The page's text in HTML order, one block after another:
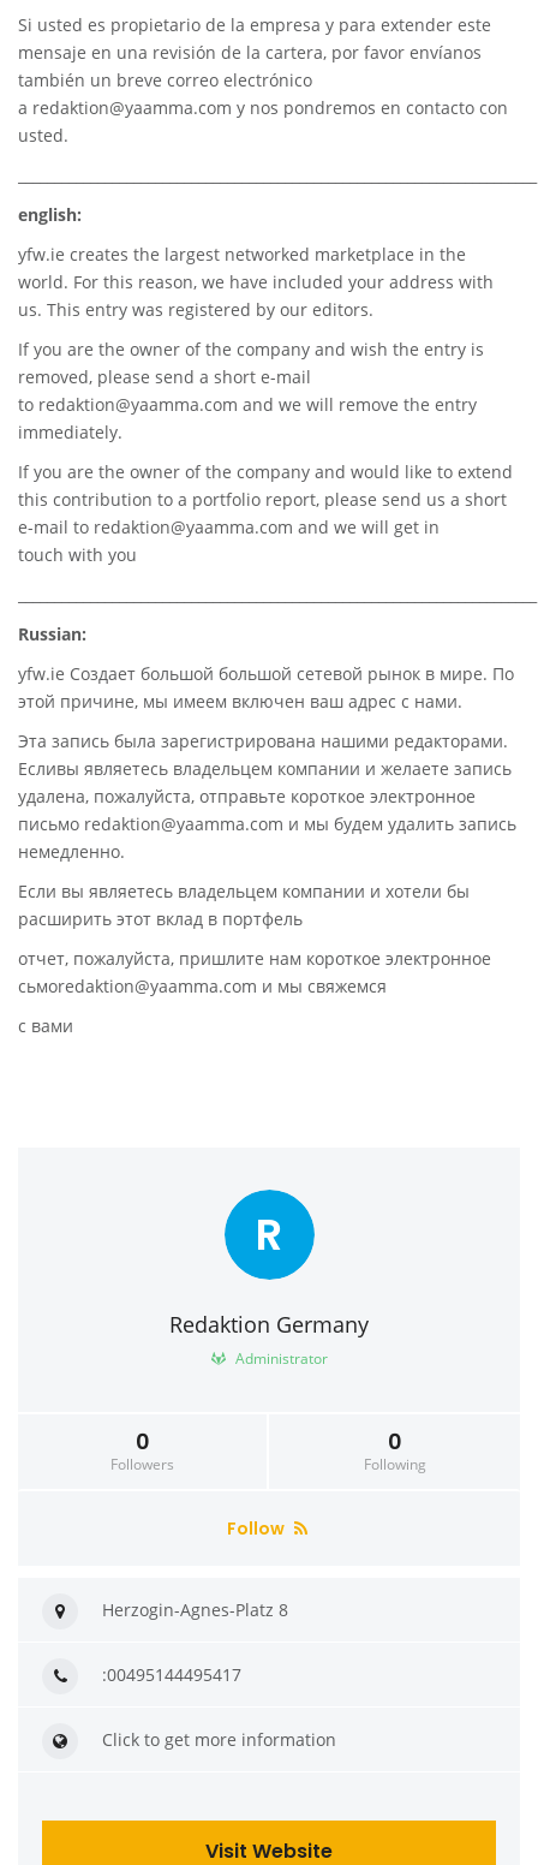
Si usted es propietario de la empresa y para extender este
mensaje en una revisión de la cartera, por favor envíanos
también un breve correo electrónico
a redaktion@yaamma.com y nos pondremos en contacto con
usted.
english:
yfw.ie creates the largest networked marketplace in the
world. For this reason, we have included your address with
us. This entry was registered by our editors.
If you are the owner of the company and wish the entry is
removed, please send a short e-mail
to redaktion@yaamma.com and we will remove the entry
immediately.
If you are the owner of the company and would like to extend
this contribution to a portfolio report, please send us a short
e-mail to redaktion@yaamma.com and we will get in
touch with you
Russian:
yfw.ie Создает большой большой сетевой рынок в мире. По
этой причине, мы имеем включен ваш адрес с нами.
Эта запись была зарегистрирована нашими редакторами.
Есливы являетесь владельцем компании и желаете запись
удалена, пожалуйста, отправьте короткое электронное
письмо redaktion@yaamma.com и мы будем удалить запись
немедленно.
Если вы являетесь владельцем компании и хотели бы
расширить этот вклад в портфель
отчет, пожалуйста, пришлите нам короткое электронное
сьмоredaktion@yaamma.com и мы свяжемся
с вами
R
Redaktion Germany
Administrator
0
Followers
0
Following
Follow
Herzogin-Agnes-Platz 8
:00495144495417
Click to get more information
Visit Website